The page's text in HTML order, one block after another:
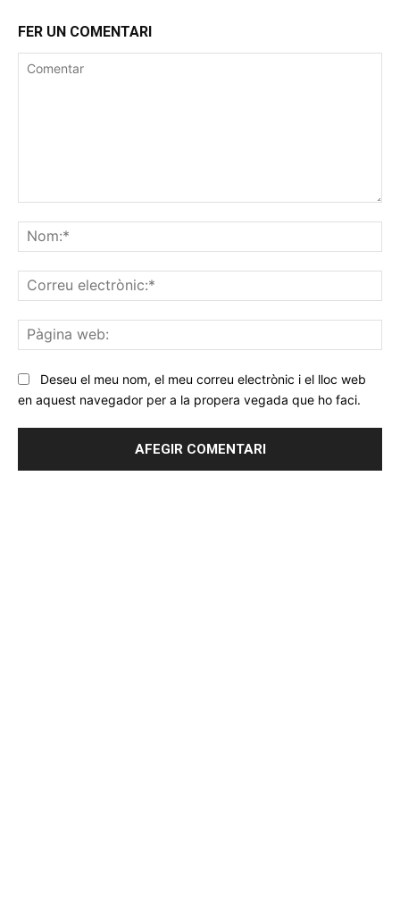
FER UN COMENTARI
Deseu el meu nom, el meu correu electrònic i el lloc web
en aquest navegador per a la propera vegada que ho faci.